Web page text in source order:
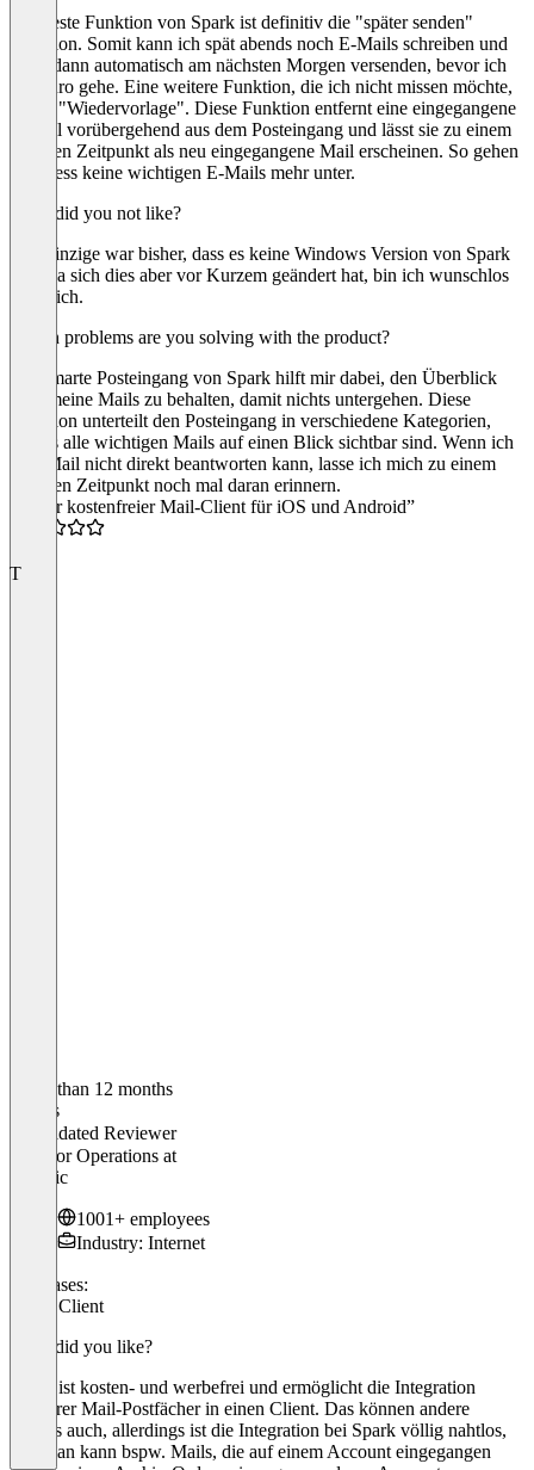
Die beste Funktion von Spark ist definitiv die "später senden"
Funktion. Somit kann ich spät abends noch E-Mails schreiben und
diese dann automatisch am nächsten Morgen versenden, bevor ich
ins Büro gehe. Eine weitere Funktion, die ich nicht missen möchte,
ist die "Wiedervorlage". Diese Funktion entfernt eine eingegangene
E-Mail vorübergehend aus dem Posteingang und lässt sie zu einem
späteren Zeitpunkt als neu eingegangene Mail erscheinen. So gehen
im Stress keine wichtigen E-Mails mehr unter.
What did you not like?
Der Einzige war bisher, dass es keine Windows Version von Spark
gib. Da sich dies aber vor Kurzem geändert hat, bin ich wunschlos
glücklich.
Which problems are you solving with the product?
Der smarte Posteingang von Spark hilft mir dabei, den Überblick
über meine Mails zu behalten, damit nichts untergehen. Diese
Funktion unterteilt den Posteingang in verschiedene Kategorien,
sodass alle wichtigen Mails auf einen Blick sichtbar sind. Wenn ich
eine Mail nicht direkt beantworten kann, lasse ich mich zu einem
späteren Zeitpunkt noch mal daran erinnern.
“Toller kostenfreier Mail-Client für iOS und Android”
T
Older than 12 months
Tobias
Validated Reviewer
Director Operations at
valantic
1001+ employees
Industry: Internet
Use cases:
Email Client
What did you like?
Spark ist kosten- und werbefrei und ermöglicht die Integration
mehrerer Mail-Postfächer in einen Client. Das können andere
Clients auch, allerdings ist die Integration bei Spark völlig nahtlos,
d.h. man kann bspw. Mails, die auf einem Account eingegangen